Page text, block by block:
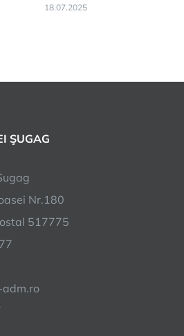
18.07.2025
ŞUGAG
Nr.180
517775
adm.ro